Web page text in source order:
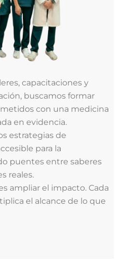
capacitaciones y
buscamos formar
con una medicina
en evidencia.
estrategias de
para la
puentes entre saberes
reales.
ampliar el impacto. Cada
el alcance de lo que